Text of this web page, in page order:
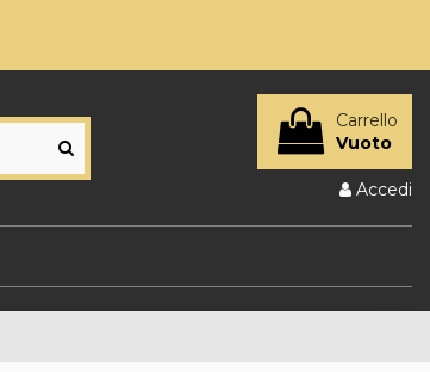
Carrello
Vuoto
Accedi